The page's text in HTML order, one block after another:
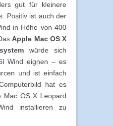
gut für kleinere
Positiv ist auch der
in Höhe von 400
Apple Mac OS X
würde sich
Wind eignen – es
und ist einfach
hat es
Mac OS X Leopard
installieren zu